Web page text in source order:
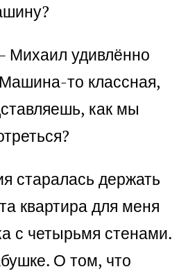
Михаил удивлённо
то классная,
как мы
старалась держать
квартира для меня
с четырьмя стенами.
О том, что